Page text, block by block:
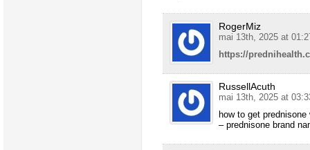
RogerMiz
mai 13th, 2025 at
https://
RussellAcuth
mai 13th, 2025 at
how to get
– prednisone brand